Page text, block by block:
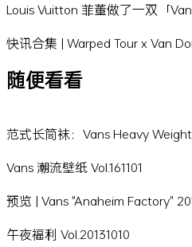
Louis Vuitton 菲董做了一双「
快讯合集 | Warped Tour x Van
随便看看
范式长筒袜：Vans Heavy
Vans 潮流壁纸 Vol.161101
预览 | Vans "Anaheim Factory"
午夜福利 Vol.20131010